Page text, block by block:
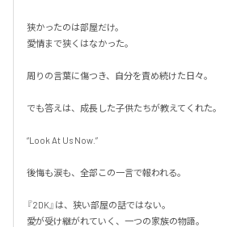
狭かったのは部屋だけ。
愛情まで狭くはなかった。
周りの言葉に傷つき、自分を責め続けた日々。
でも答えは、成長した子供たちが教えてくれた。
“Look At Us Now.”
後悔も涙も、全部この一言で報われる。
『2DK』は、狭い部屋の話ではない。
愛が受け継がれていく、一つの家族の物語。